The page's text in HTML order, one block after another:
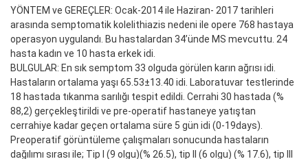
YÖNTEM ve GEREÇLER: Ocak-2014 ile Haziran- 2017 tarihleri
arasında semptomatik kolelithiazis nedeni ile opere 768 hastaya
operasyon uygulandı. Bu hastalardan 34’ünde MS mevcuttu. 24
hasta kadın ve 10 hasta erkek idi.
BULGULAR: En sık semptom 33 olguda görülen karın ağrısı idi.
Hastaların ortalama yaşı 65.53±13.40 idi. Laboratuvar testlerinde
18 hastada tıkanma sarılığı tespit edildi. Cerrahi 30 hastada (%
88,2) gerçekleştirildi ve pre-operatif hastaneye yatıştan
cerrahiye kadar geçen ortalama süre 5 gün idi (0-19days).
Preoperatif görüntüleme çalışmaları sonucunda hastaların
dağılımı sırası ile; Tip I (9 olgu)(% 26.5), tip II (6 olgu) (% 17.6), tip III